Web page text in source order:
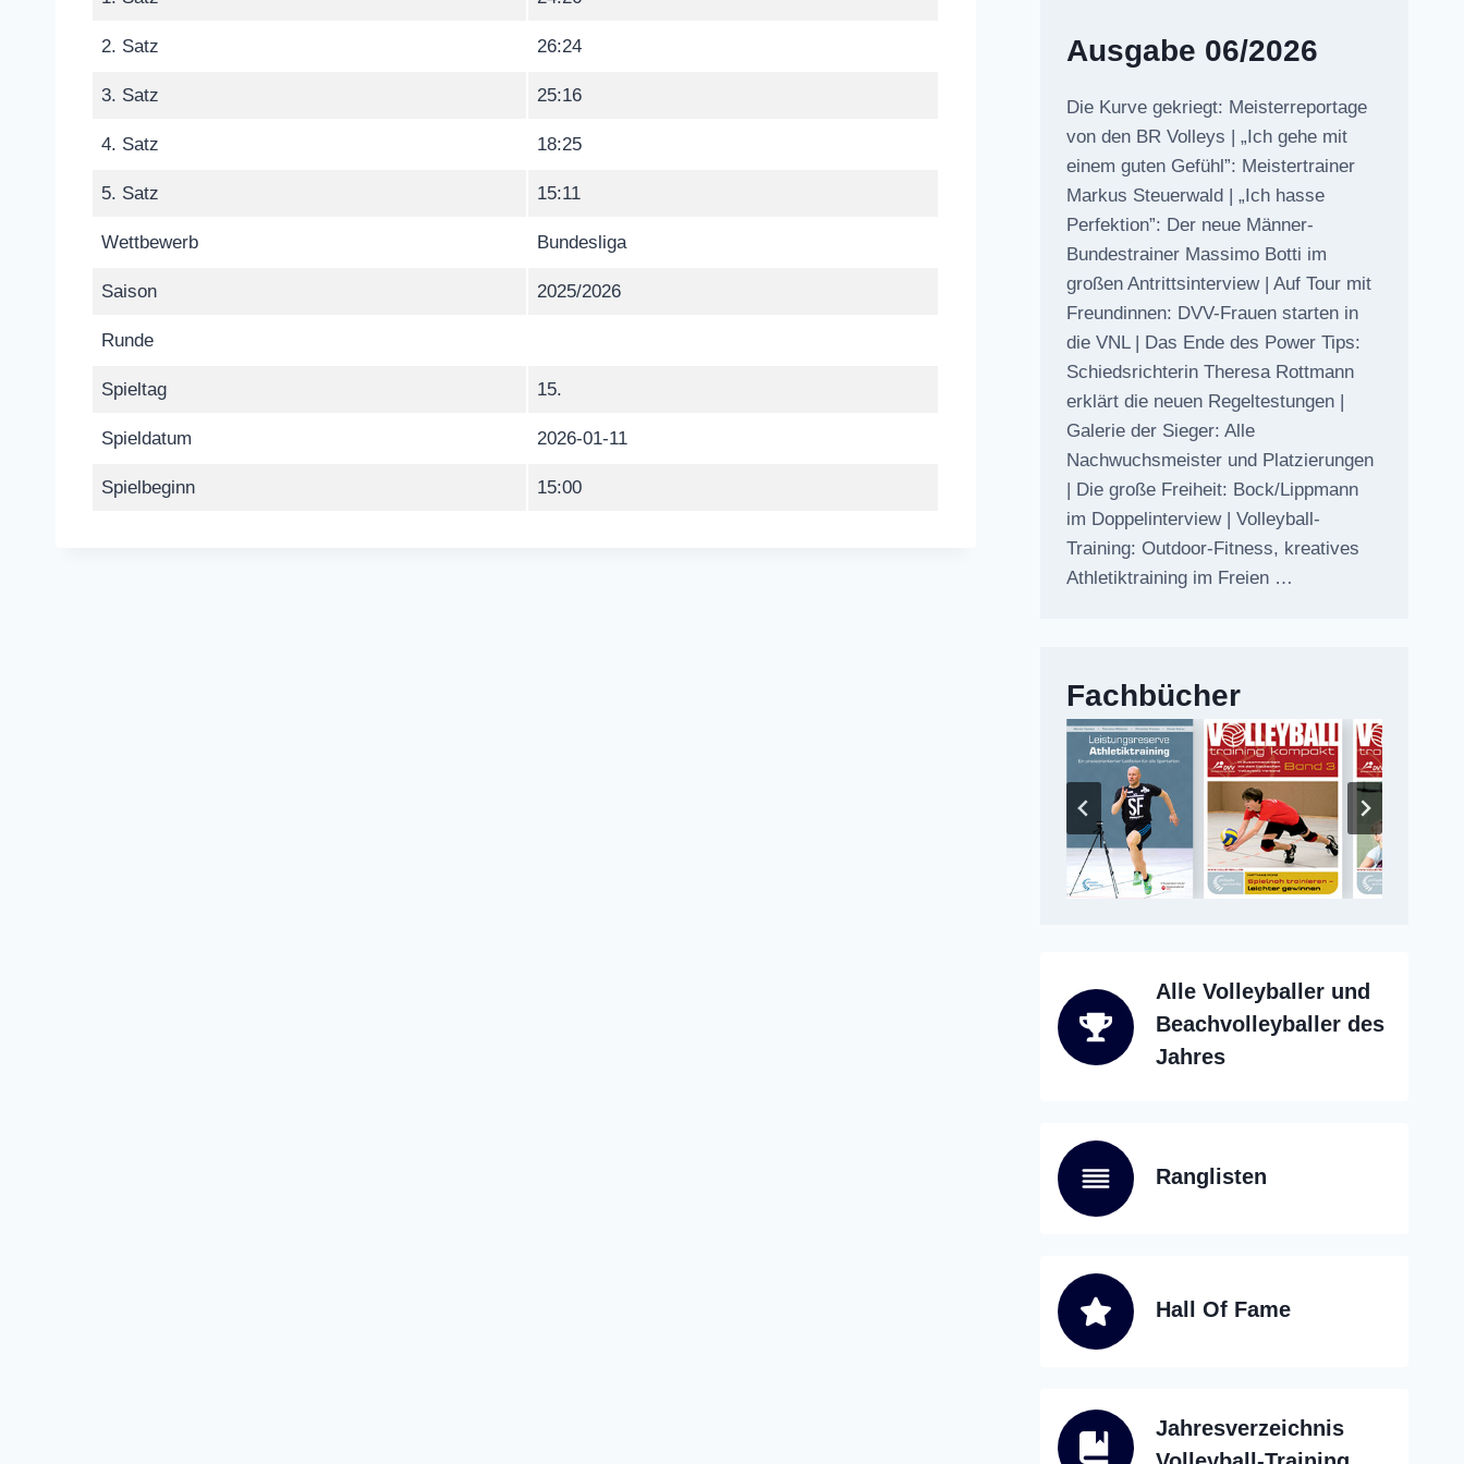
2. Satz 26:24
3. Satz 25:16
4. Satz 18:25
5. Satz 15:11
Wettbewerb Bundesliga
Saison 2025/2026
Runde
Spieltag 15.
Spieldatum 2026-01-11
Spielbeginn 15:00
Ausgabe 06/2026
Die Kurve gekriegt: Meisterreportage
von den BR Volleys | „Ich gehe mit
einem guten Gefühl”: Meistertrainer
Markus Steuerwald | „Ich hasse
Perfektion”: Der neue Männer-
Bundestrainer Massimo Botti im
großen Antrittsinterview | Auf Tour mit
Freundinnen: DVV-Frauen starten in
die VNL | Das Ende des Power Tips:
Schiedsrichterin Theresa Rottmann
erklärt die neuen Regeltestungen |
Galerie der Sieger: Alle
Nachwuchsmeister und Platzierungen
| Die große Freiheit: Bock/Lippmann
im Doppelinterview | Volleyball-
Training: Outdoor-Fitness, kreatives
Athletiktraining im Freien …
Fachbücher
Alle Volleyballer und
Beachvolleyballer des
Jahres
Ranglisten
Hall Of Fame
Jahresverzeichnis